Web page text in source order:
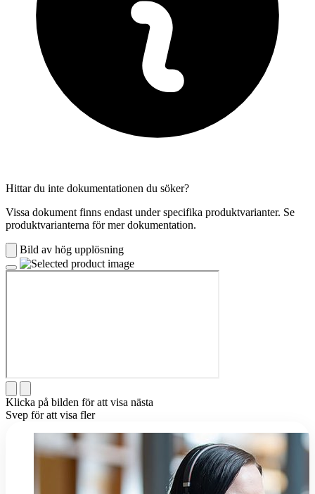
Hittar du inte dokumentationen du söker?
Vissa dokument finns endast under specifika produktvarianter. Se
produktvarianterna för mer dokumentation.
Bild av hög upplösning
Klicka på bilden för att visa nästa
Svep för att visa fler